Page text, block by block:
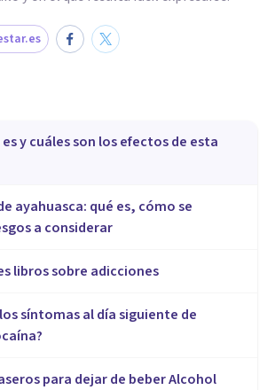
y cuáles son los efectos de esta
ayahuasca: qué es, cómo se
a considerar
libros sobre adicciones
síntomas al día siguiente de
para dejar de beber Alcohol